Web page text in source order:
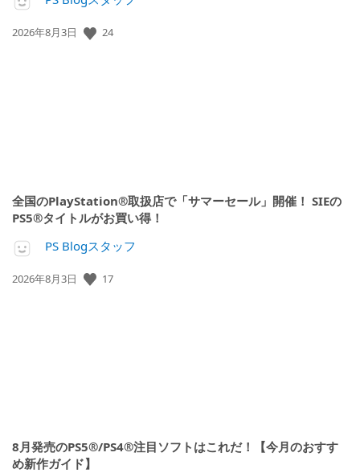
公
2026年8月3日 24
全国のPlayStation®取扱店で「サマーセール」開催！ SIEの
PS5®タイトルがお買い得！
PS Blogスタッフ
公
2026年8月3日 17
8月発売のPS5®/PS4®注目ソフトはこれだ！【今月のおすす
め新作ガイド】